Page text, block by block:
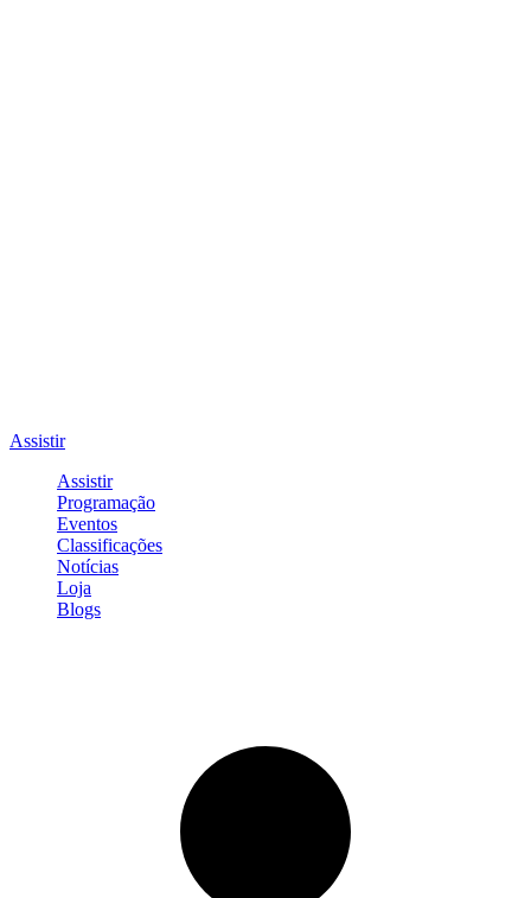
Assistir
Assistir
Programação
Eventos
Classificações
Notícias
Loja
Blogs